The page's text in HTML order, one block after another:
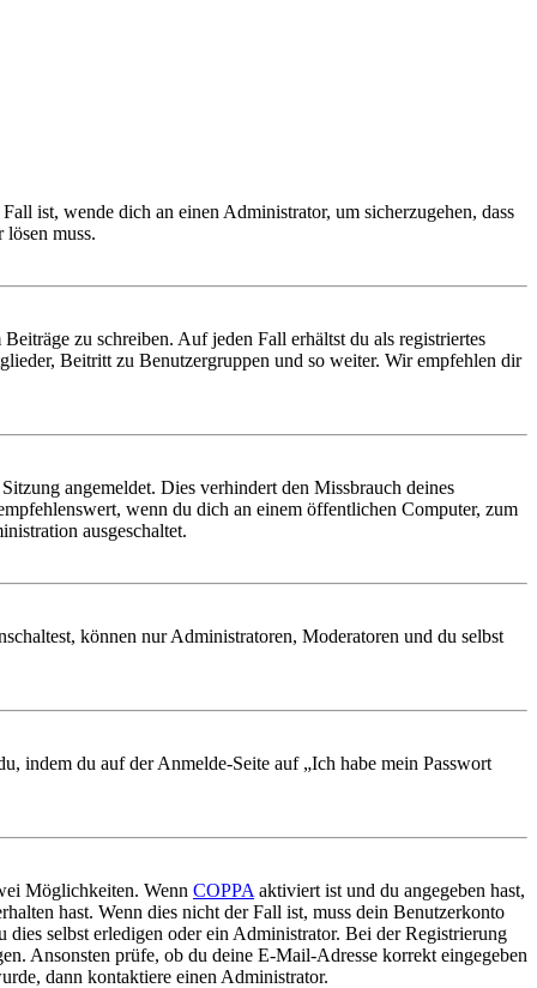
ist, wende dich an einen Administrator, um sicherzugehen, dass
muss.
zu schreiben. Auf jeden Fall erhältst du als registriertes
Beitritt zu Benutzergruppen und so weiter. Wir empfehlen dir
angemeldet. Dies verhindert den Missbrauch deines
wenn du dich an einem öffentlichen Computer, zum
ausgeschaltet.
können nur Administratoren, Moderatoren und du selbst
indem du auf der Anmelde-Seite auf „Ich habe mein Passwort
Möglichkeiten. Wenn COPPA aktiviert ist und du angegeben hast,
hast. Wenn dies nicht der Fall ist, muss dein Benutzerkonto
selbst erledigen oder ein Administrator. Bei der Registrierung
Ansonsten prüfe, ob du deine E-Mail-Adresse korrekt eingegeben
dann kontaktiere einen Administrator.